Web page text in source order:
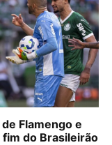
Flamengo e
fim do Brasileirão